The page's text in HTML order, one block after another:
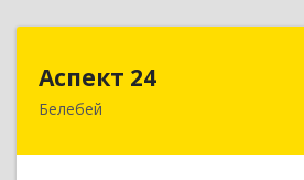
Аспект 24
Белебей452000, Башкортостан